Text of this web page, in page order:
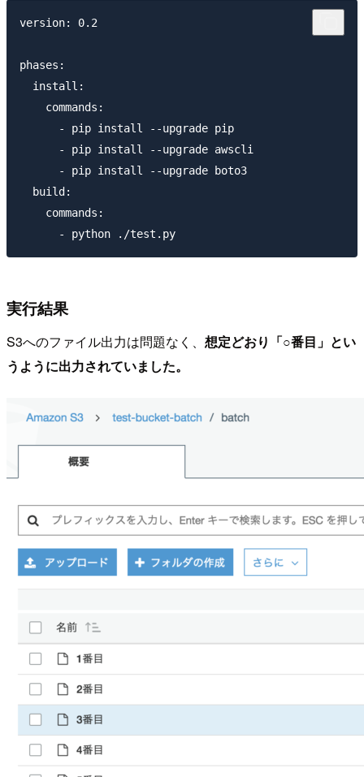
version: 0.2
phases:
  install:
    commands:
      - pip install --upgrade pip
      - pip install --upgrade awscli
      - pip install --upgrade boto3
  build:
    commands:
実行結果
S3へのファイル出力は問題なく、 想定どおり「○番目」とい
うように出力されていました。